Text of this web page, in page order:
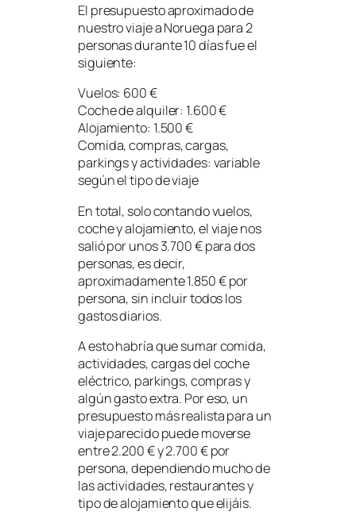
El presupuesto aproximado de
nuestro viaje a Noruega para 2
personas durante 10 días fue el
siguiente:
Vuelos: 600 €
Coche de alquiler: 1.600 €
Alojamiento: 1.500 €
Comida, compras, cargas,
parkings y actividades: variable
según el tipo de viaje
En total, solo contando vuelos,
coche y alojamiento, el viaje nos
salió por unos 3.700 € para dos
personas, es decir,
aproximadamente 1.850 € por
persona, sin incluir todos los
gastos diarios.
A esto habría que sumar comida,
actividades, cargas del coche
eléctrico, parkings, compras y
algún gasto extra. Por eso, un
presupuesto más realista para un
viaje parecido puede moverse
entre 2.200 € y 2.700 € por
persona, dependiendo mucho de
las actividades, restaurantes y
tipo de alojamiento que elijáis.